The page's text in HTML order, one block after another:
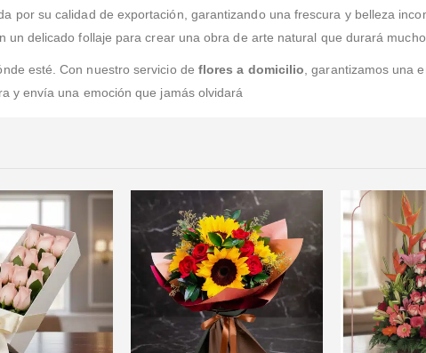
por su calidad de exportación, garantizando una frescura y belleza
un delicado follaje para crear una obra de arte natural que durará
esté. Con nuestro servicio de flores a domicilio, garantizamos una
y envía una emoción que jamás olvidará